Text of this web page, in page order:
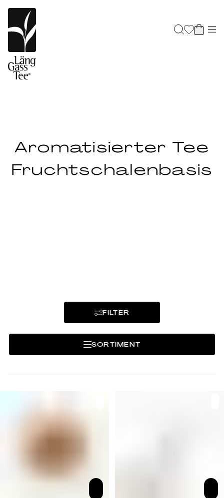
Aromatisierter Tee
Fruchtschalenbasis
FILTER
SORTIMENT